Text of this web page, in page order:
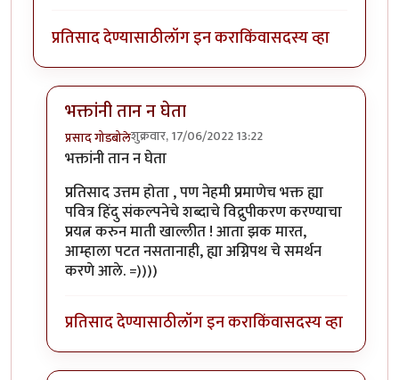
प्रतिसाद देण्यासाठीलॉग इन कराकिंवासदस्य व्हा
भक्तांनी तान न घेता
प्रसाद गोडबोलेशुक्रवार, 17/06/2022 13:22
In reply toसरकारचं डोकं ठिकाणावर नाही.
भक्तांनी तान न घेता
प्रतिसाद उत्तम होता , पण नेहमी प्रमाणेच भक्त ह्या
पवित्र हिंदु संकल्पनेचे शब्दाचे विद्रुपीकरण करण्याचा
प्रयत्न करुन माती खाल्लीत ! आता झक मारत,
आम्हाला पटत नसतानाही, ह्या अग्निपथ चे समर्थन
करणे आले. =))))
प्रतिसाद देण्यासाठीलॉग इन कराकिंवासदस्य व्हा